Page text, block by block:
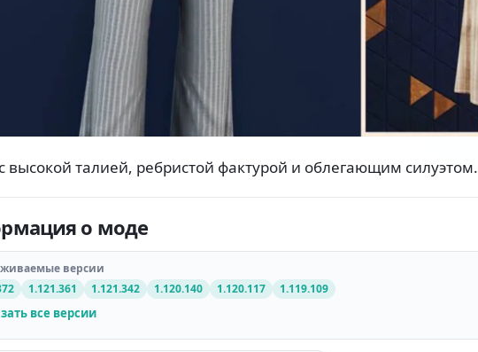
высокой талией, ребристой фактурой и облегающим силуэтом.
о моде
версии
1.121.361 1.121.342 1.120.140 1.120.117 1.119.109
все версии